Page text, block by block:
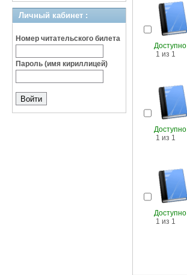
Личный кабинет :
Номер читательского билета
Пароль (имя кириллицей)
Доступно
1 из 1
Доступно
1 из 1
Доступно
1 из 1